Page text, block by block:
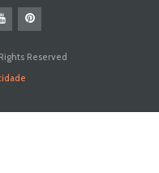
Reserved